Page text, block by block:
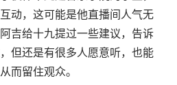
动，这可能是他直播间人气无
吉给十九提过一些建议，告诉
但还是有很多人愿意听，也能
而留住观众。